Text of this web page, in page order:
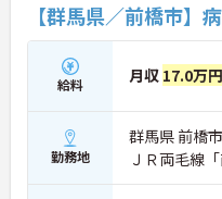
【群馬県／前橋市】
給料 月収 17.0万円
勤務地
群馬県 前橋
ＪＲ両毛線